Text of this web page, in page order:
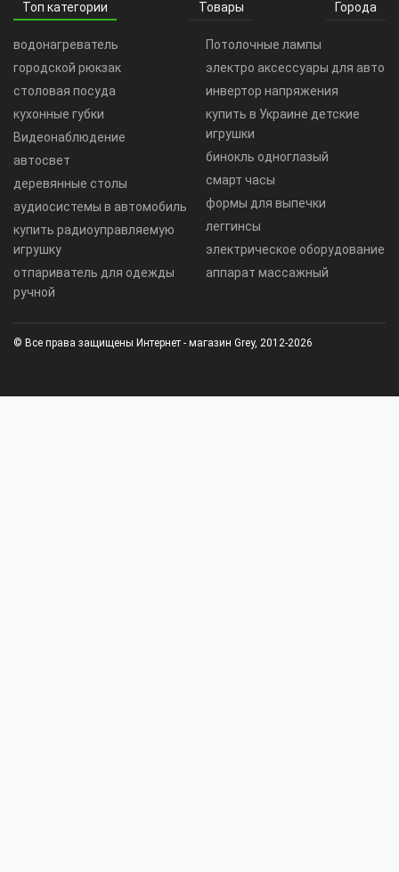
Топ категории Товары Города
водонагреватель
городской рюкзак
столовая посуда
кухонные губки
Видеонаблюдение
автосвет
деревянные столы
аудиосистемы в автомобиль
купить радиоуправляемую
игрушку
отпариватель для одежды
ручной
Потолочные лампы
электро аксессуары для авто
инвертор напряжения
купить в Украине детские
игрушки
бинокль одноглазый
смарт часы
формы для выпечки
леггинсы
электрическое оборудование
аппарат массажный
© Все права защищены Интернет - магазин Grey, 2012-2026